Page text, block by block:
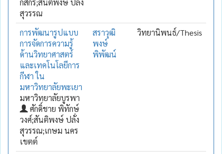
สุวรรณ
การพัฒนารูปแบบ
การจัดการความรู้
ด้านวิทยาศาสตร์
และเทคโนโลยีการ
กีฬา ใน
มหาวิทยาลัยพะเยา
มหาวิทยาลัยบูรพา
ศักดิ์ชาย พิทักษ์
วงศ์;สันติพงษ์ ปลั่ง
สุวรรณ;เกษม นคร
เขตต์
สราวุฒิ
พงษ์
พิพัฒน์
วิทยานิพนธ์/Thesis